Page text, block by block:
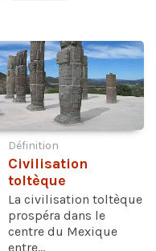
Définition
Civilisation
toltèque
La civilisation toltèque
prospéra dans le
centre du Mexique
entre...